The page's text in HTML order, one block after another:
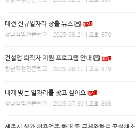
대전 신규일자리 창출 뉴스
청남직업전문학교 | 2025.08.21 | 조회 870
건설업 퇴직자 지원 프로그램 안내
청남직업전문학교 | 2025.08.12 | 조회 879
내게 맞는 일자리를 찾고 싶어요
청남직업전문학교 | 2025.07.30 | 조회 868